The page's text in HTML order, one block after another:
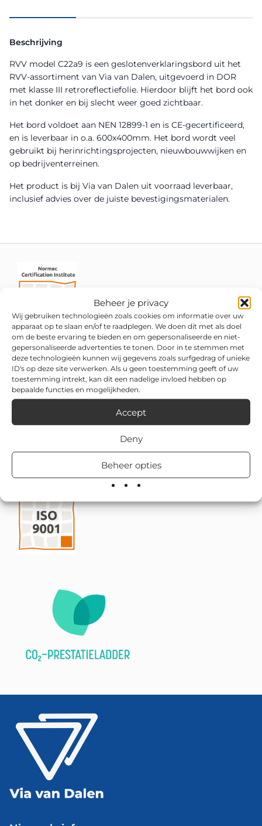
Beheer je privacy
Wij gebruiken technologieën zoals cookies om informatie over uw
apparaat op te slaan en/of te raadplegen. We doen dit met als doel
om de beste ervaring te bieden en om gepersonaliseerde en niet-
gepersonaliseerde advertenties te tonen. Door in te stemmen met
deze technologieën kunnen wij gegevens zoals surfgedrag of unieke
ID's op deze site verwerken. Als u geen toestemming geeft of uw
toestemming intrekt, kan dit een nadelige invloed hebben op
bepaalde functies en mogelijkheden.
Accept
Deny
Beheer opties
Beschrijving
RVV model C22a9 is een geslotenverklaringsbord uit het
RVV-assortiment van Via van Dalen, uitgevoerd in DOR
met klasse III retroreflectiefolie. Hierdoor blijft het bord ook
in het donker en bij slecht weer goed zichtbaar.
Het bord voldoet aan NEN 12899-1 en is CE-gecertificeerd,
en is leverbaar in o.a. 600x400mm. Het bord wordt veel
gebruikt bij herinrichtingsprojecten, nieuwbouwwijken en
op bedrijventerreinen.
Het product is bij Via van Dalen uit voorraad leverbaar,
inclusief advies over de juiste bevestigingsmaterialen.